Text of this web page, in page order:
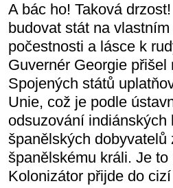
A bác ho! Taková
budovat stát na
počestnosti a lásce k
Guvernér Georgie přišel
Spojených států
Unie, což je podle
odsuzování
španělských
španělskému králi. Je
Kolonizátor přijde do